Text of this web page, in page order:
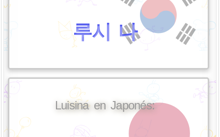
루시 나
Luisina en Japonés: